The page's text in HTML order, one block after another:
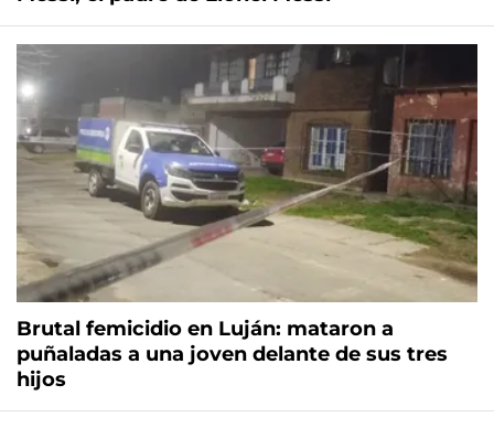
Brutal femicidio en Luján: mataron a
puñaladas a una joven delante de sus tres
hijos